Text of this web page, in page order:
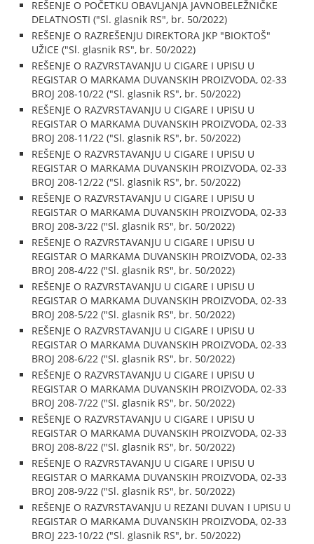
REŠENJE O POČETKU OBAVLJANJA JAVNOBELEŽNIČKE
DELATNOSTI ("Sl. glasnik RS", br. 50/2022)
REŠENJE O RAZREŠENJU DIREKTORA JKP "BIOKTOŠ"
UŽICE ("Sl. glasnik RS", br. 50/2022)
REŠENJE O RAZVRSTAVANJU U CIGARE I UPISU U
REGISTAR O MARKAMA DUVANSKIH PROIZVODA, 02-33
BROJ 208-10/22 ("Sl. glasnik RS", br. 50/2022)
REŠENJE O RAZVRSTAVANJU U CIGARE I UPISU U
REGISTAR O MARKAMA DUVANSKIH PROIZVODA, 02-33
BROJ 208-11/22 ("Sl. glasnik RS", br. 50/2022)
REŠENJE O RAZVRSTAVANJU U CIGARE I UPISU U
REGISTAR O MARKAMA DUVANSKIH PROIZVODA, 02-33
BROJ 208-12/22 ("Sl. glasnik RS", br. 50/2022)
REŠENJE O RAZVRSTAVANJU U CIGARE I UPISU U
REGISTAR O MARKAMA DUVANSKIH PROIZVODA, 02-33
BROJ 208-3/22 ("Sl. glasnik RS", br. 50/2022)
REŠENJE O RAZVRSTAVANJU U CIGARE I UPISU U
REGISTAR O MARKAMA DUVANSKIH PROIZVODA, 02-33
BROJ 208-4/22 ("Sl. glasnik RS", br. 50/2022)
REŠENJE O RAZVRSTAVANJU U CIGARE I UPISU U
REGISTAR O MARKAMA DUVANSKIH PROIZVODA, 02-33
BROJ 208-5/22 ("Sl. glasnik RS", br. 50/2022)
REŠENJE O RAZVRSTAVANJU U CIGARE I UPISU U
REGISTAR O MARKAMA DUVANSKIH PROIZVODA, 02-33
BROJ 208-6/22 ("Sl. glasnik RS", br. 50/2022)
REŠENJE O RAZVRSTAVANJU U CIGARE I UPISU U
REGISTAR O MARKAMA DUVANSKIH PROIZVODA, 02-33
BROJ 208-7/22 ("Sl. glasnik RS", br. 50/2022)
REŠENJE O RAZVRSTAVANJU U CIGARE I UPISU U
REGISTAR O MARKAMA DUVANSKIH PROIZVODA, 02-33
BROJ 208-8/22 ("Sl. glasnik RS", br. 50/2022)
REŠENJE O RAZVRSTAVANJU U CIGARE I UPISU U
REGISTAR O MARKAMA DUVANSKIH PROIZVODA, 02-33
BROJ 208-9/22 ("Sl. glasnik RS", br. 50/2022)
REŠENJE O RAZVRSTAVANJU U REZANI DUVAN I UPISU U
REGISTAR O MARKAMA DUVANSKIH PROIZVODA, 02-33
BROJ 223-10/22 ("Sl. glasnik RS", br. 50/2022)